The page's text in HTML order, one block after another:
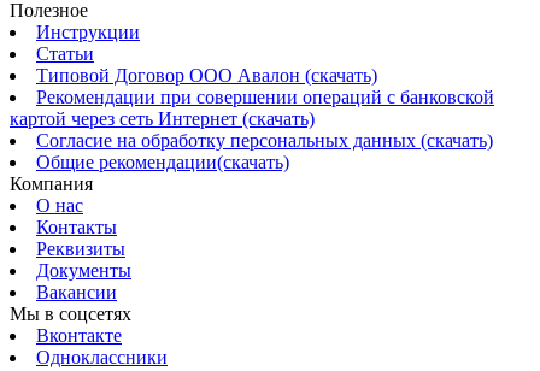
Полезное
Инструкции
Статьи
Типовой Договор ООО Авалон (скачать)
Рекомендации при совершении операций с банковской
картой через сеть Интернет (скачать)
Согласие на обработку персональных данных (скачать)
Общие рекомендации(скачать)
Компания
О нас
Контакты
Реквизиты
Документы
Вакансии
Мы в соцсетях
Вконтакте
Одноклассники